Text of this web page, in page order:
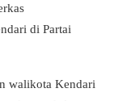
di Partai
walikota Kendari